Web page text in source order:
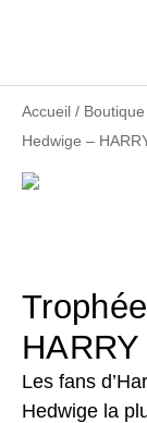
Accueil / Boutique
Hedwige –
Les fans
Hedwige la